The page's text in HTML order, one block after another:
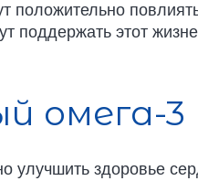
положительно
поддержать этот
омега-3
улучшить здоровье